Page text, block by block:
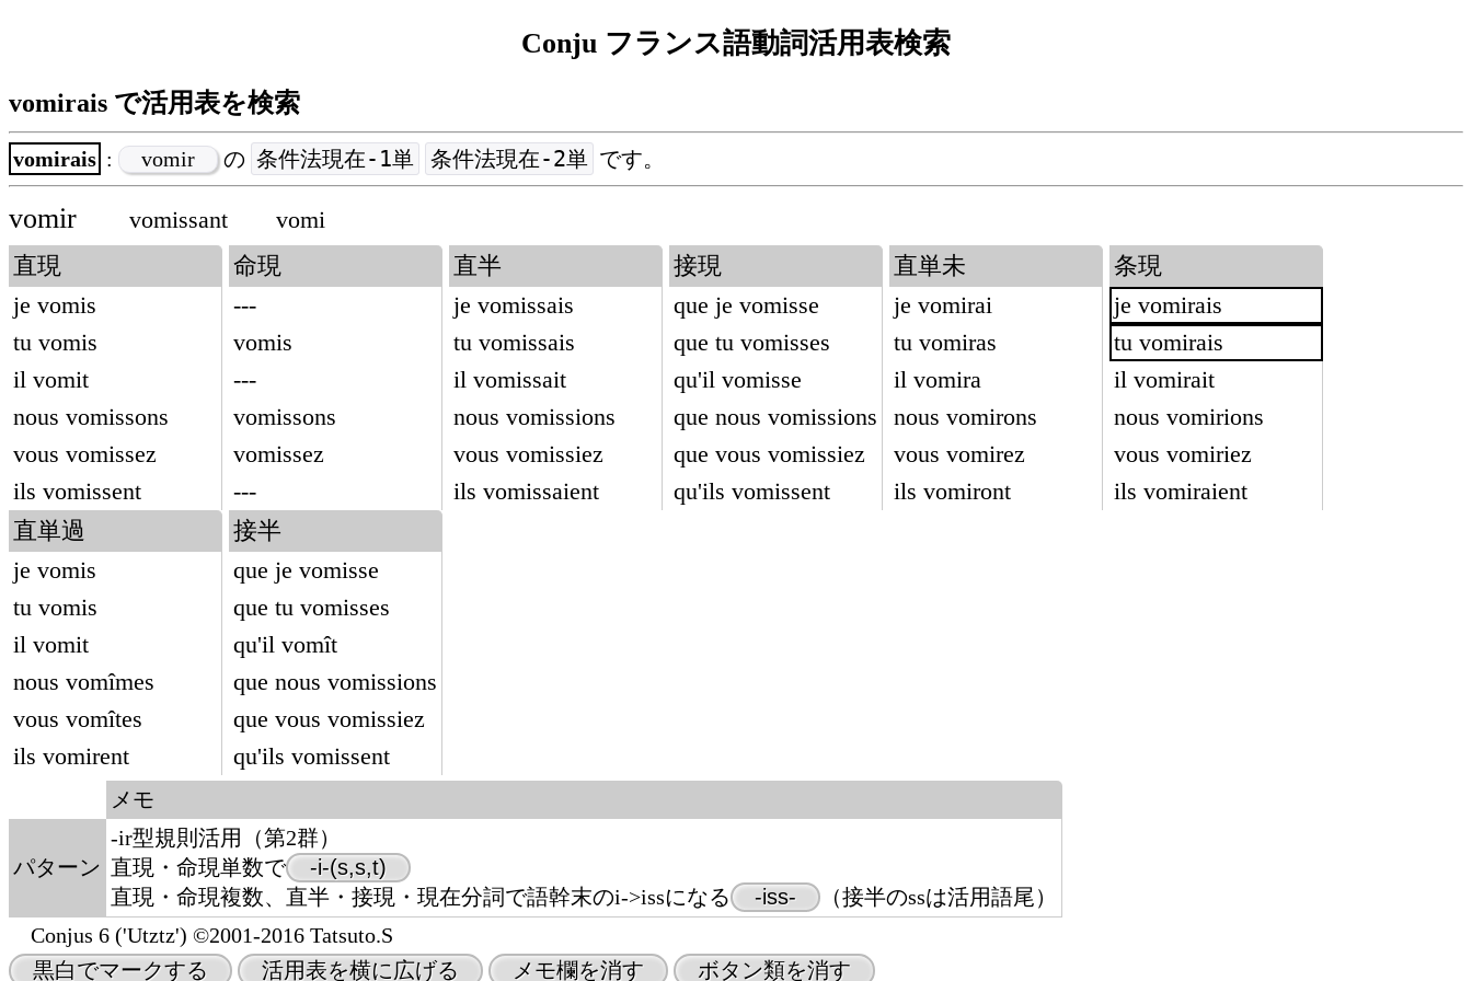
Conju フランス語動詞活用表検索
vomirais で活用表を検索
vomirais : vomir の 条件法現在-1単 条件法現在-2単 です。
vomir vomissant
vomi
直現
je vomis
tu vomis
il vomit
nous vomissons
vous vomissez
ils vomissent
命現
---
vomis
---
vomissons
vomissez
---
直半
je vomissais
tu vomissais
il vomissait
nous vomissions
vous vomissiez
ils vomissaient
接現
que je vomisse
que tu vomisses
qu'il vomisse
que nous vomissions
que vous vomissiez
qu'ils vomissent
直単未
je vomirai
tu vomiras
il vomira
nous vomirons
vous vomirez
ils vomiront
条現
je vomirais
tu vomirais
il vomirait
nous vomirions
vous vomiriez
ils vomiraient
直単過
je vomis
tu vomis
il vomit
nous vomîmes
vous vomîtes
ils vomirent
接半
que je vomisse
que tu vomisses
qu'il vomît
que nous vomissions
que vous vomissiez
qu'ils vomissent
メモ
パターン
-ir型規則活用（第2群）
直現・命現単数で
-i-(s,s,t)
直現・命現複数、直半・接現・現在分詞で語幹末のi->issになる
-iss-
（接半のssは活用語尾）
Conjus 6 ('Utztz') ©2001-2016 Tatsuto.S
黒白でマークする
活用表を横に広げる メモ欄を消す ボタン類を消す